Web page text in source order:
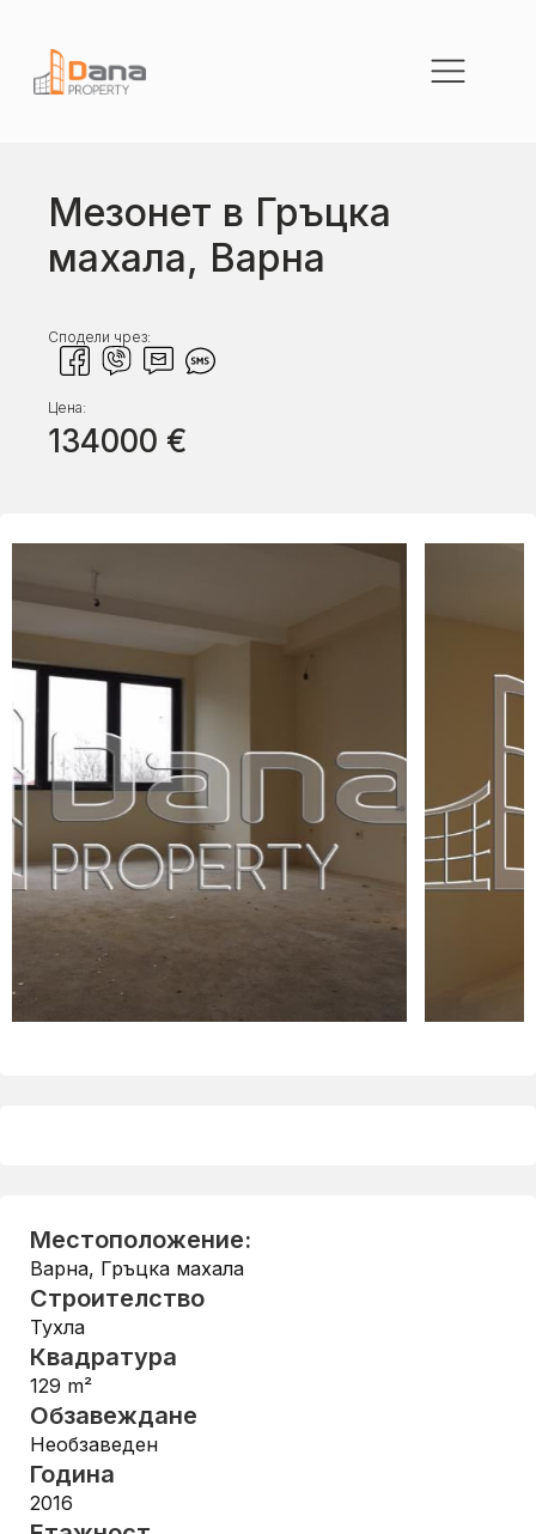
Мезонет в Гръцка
махала, Варна
Сподели чрез:
Цена:
134000 €
Местоположение:
Варна, Гръцка махала
Строителство
Тухла
Квадратура
129 m²
Обзавеждане
Необзаведен
Година
2016